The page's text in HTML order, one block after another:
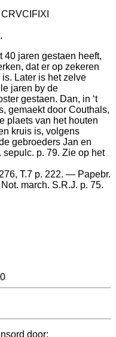
40 jaren gestaen heeft,
dat er op zekeren
Later is het zelve
jaren by de
gestaen. Dan, in ‘t
gemaekt door Couthals,
plaets van het houten
kruis is, volgens
gebroeders Jan en
p. 79. Zie op het
T.7 p. 222. — Papebr.
march. S.R.J. p. 75.
door: